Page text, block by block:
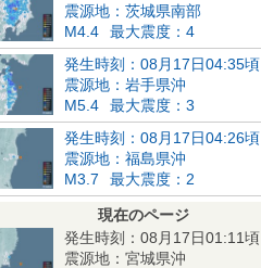
震源地：茨城県南部
M4.4
最大震度：4
発生時刻：08月17日04:35頃
震源地：岩手県沖
M5.4
最大震度：3
発生時刻：08月17日04:26頃
震源地：福島県沖
M3.7
最大震度：2
現在のページ
発生時刻：08月17日01:11頃
震源地：宮城県沖